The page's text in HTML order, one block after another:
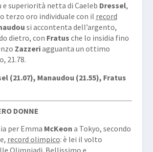
e superiorità netta di Caeleb Dressel,
terzo oro individuale con il record
si accontenta dell’argento,
dietro, con Fratus che lo insidia fino
Zazzeriagguanta un ottimo
21.78.
(21.07), Manaudou (21.55), Fratus
DONNE
per Emma McKeon a Tokyo, secondo
record olimpico: è lei il volto